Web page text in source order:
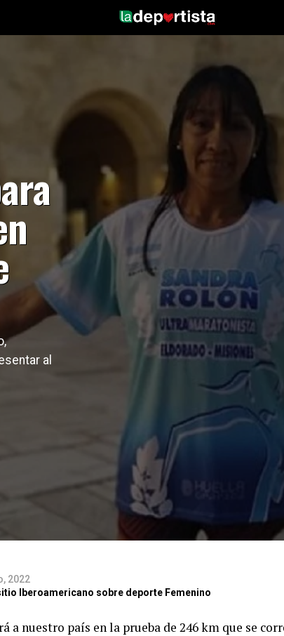
al
2022
Iberoamericano sobre deporte Femenino
a nuestro país en la prueba de 246 km que se